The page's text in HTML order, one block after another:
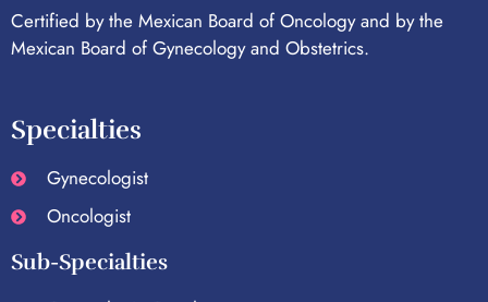
Certified by the Mexican Board of Oncology and by the
Mexican Board of Gynecology and Obstetrics.
Specialties
Gynecologist
Oncologist
Sub-Specialties